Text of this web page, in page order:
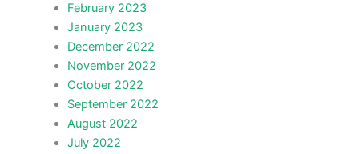
February 2023
January 2023
December 2022
November 2022
October 2022
September 2022
August 2022
July 2022